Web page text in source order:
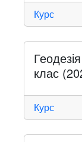
Курс
клас
Курс